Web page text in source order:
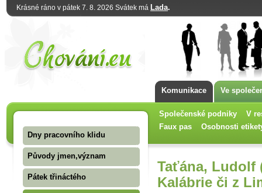
Krásné ráno v pátek 7. 8. 2026 Svátek má Lada.
Komunikace Ve
Společenské podniky
V
Faux pas
Osobnosti
Dny pracovního klidu
Původy jmen,význam
Pátek třináctého
Taťána, Ludolf
Kalábrie či z